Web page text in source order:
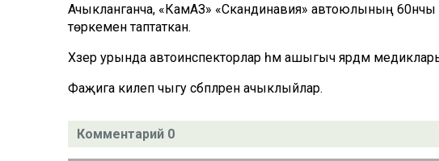
Ачыкланганча, «КамАЗ» «Скандинавия» автоюлының
төркемен таптаткан.
Хәзер урында автоинспекторлар һәм ашыгыч ярдәм
Фаҗига килеп чыгу сәбәпләрен ачыклыйлар.
Комментарий 0